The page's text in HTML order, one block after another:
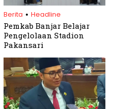
Berita . Headline
Pemkab Banjar Belajar
Pengelolaan Stadion
Pakansari